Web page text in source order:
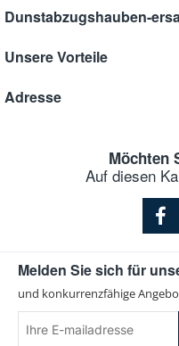
Dunstabzugshauben-
Unsere Vorteile
Adresse
Möchten
Auf diesen
Melden Sie sich für
und konkurrenzfähige
E-